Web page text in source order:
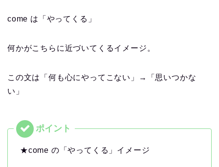
come は「やってくる」
何かがこちらに近づいてくるイメージ。
この文は「何も心にやってこない」→「思いつかな
い」
★come の「やってくる」イメージ